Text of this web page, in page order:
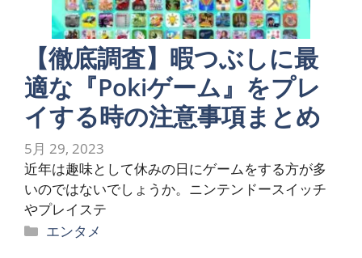
【徹底調査】暇つぶしに最
適な『Pokiゲーム』をプレ
イする時の注意事項まとめ
5月 29, 2023
近年は趣味として休みの日にゲームをする方が多
いのではないでしょうか。ニンテンドースイッチ
やプレイステ
カ
エンタメ